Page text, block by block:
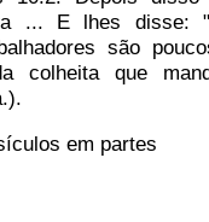
... E lhes disse:
são
colheita que
em partes